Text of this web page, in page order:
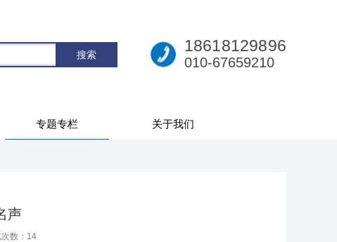
18618129896
010-67659210
专题专栏 关于我们
声
数： 14